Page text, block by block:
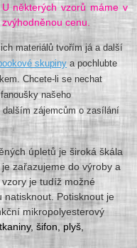
některých vzorů máme v
cenu.
materiálů tvořím já a další
skupiny a pochlubte
Chcete-li se nechat
našeho
dalším zájemcům o zasílání
úpletů je široká škála
zařazujeme do výroby a
je tudíž možné
natisknout. Potisknout je
mikropolyesterový
šifon, plyš,